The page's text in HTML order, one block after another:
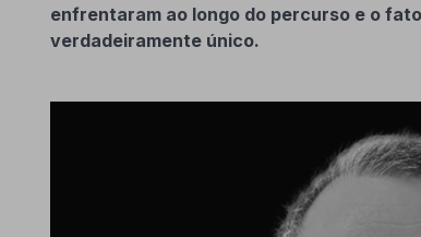
enfrentaram ao longo do percurso e o
verdadeiramente único.